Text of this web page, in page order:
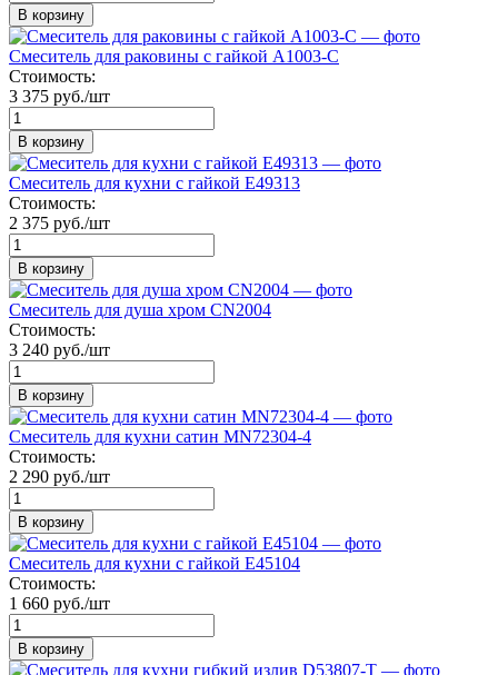
В корзину
Смеситель для раковины с гайкой А1003-С
Стоимость:
3 375 руб./шт
В корзину
Смеситель для кухни с гайкой E49313
Стоимость:
2 375 руб./шт
В корзину
Смеситель для душа хром CN2004
Стоимость:
3 240 руб./шт
В корзину
Смеситель для кухни сатин MN72304-4
Стоимость:
2 290 руб./шт
В корзину
Смеситель для кухни с гайкой E45104
Стоимость:
1 660 руб./шт
В корзину